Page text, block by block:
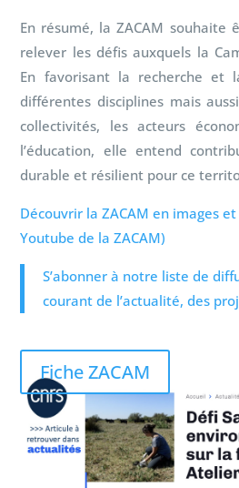
En résumé, la ZACAM souhaite
relever les défis auxquels la
En favorisant la recherche et
différentes disciplines mais
collectivités, les acteurs
l’éducation, elle entend
durable et résilient pour ce
Découvrir la ZACAM en images et
Youtube de la ZACAM)
S’abonner à notre liste de
courant de l’actualité, des
Fiche ZACAM